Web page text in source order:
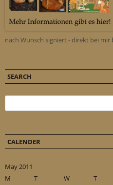
nach Wunsch signiert - direkt bei mir
SEARCH
CALENDER
May 2011
M
T W T